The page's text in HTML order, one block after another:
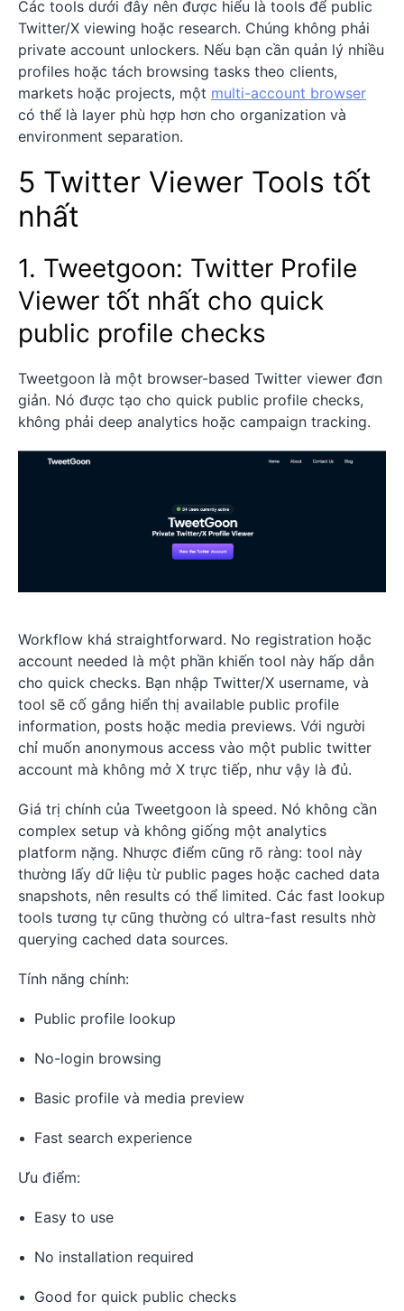
Các tools dưới đây nên được hiểu là tools để public
Twitter/X viewing hoặc research. Chúng không phải
private account unlockers. Nếu bạn cần quản lý nhiều
profiles hoặc tách browsing tasks theo clients,
markets hoặc projects, một multi-account browser
có thể là layer phù hợp hơn cho organization và
environment separation.
5 Twitter Viewer Tools tốt
nhất
1. Tweetgoon: Twitter Profile
Viewer tốt nhất cho quick
public profile checks
Tweetgoon là một browser-based Twitter viewer đơn
giản. Nó được tạo cho quick public profile checks,
không phải deep analytics hoặc campaign tracking.
Workflow khá straightforward. No registration hoặc
account needed là một phần khiến tool này hấp dẫn
cho quick checks. Bạn nhập Twitter/X username, và
tool sẽ cố gắng hiển thị available public profile
information, posts hoặc media previews. Với người
chỉ muốn anonymous access vào một public twitter
account mà không mở X trực tiếp, như vậy là đủ.
Giá trị chính của Tweetgoon là speed. Nó không cần
complex setup và không giống một analytics
platform nặng. Nhược điểm cũng rõ ràng: tool này
thường lấy dữ liệu từ public pages hoặc cached data
snapshots, nên results có thể limited. Các fast lookup
tools tương tự cũng thường có ultra-fast results nhờ
querying cached data sources.
Tính năng chính:
Public profile lookup
No-login browsing
Basic profile và media preview
Fast search experience
Ưu điểm:
Easy to use
No installation required
Good for quick public checks